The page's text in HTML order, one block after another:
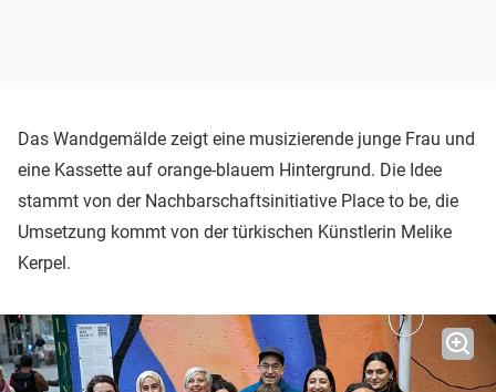
Das Wandgemälde zeigt eine musizierende junge Frau und
eine Kassette auf orange-blauem Hintergrund. Die Idee
stammt von der Nachbarschaftsinitiative Place to be, die
Umsetzung kommt von der türkischen Künstlerin Melike
Kerpel.